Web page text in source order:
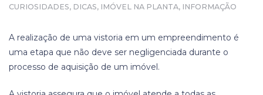
CURIOSIDADES, DICAS, IMÓVEL NA PLANTA, INFORMAÇÃO
A realização de uma vistoria em um empreendimento é
uma etapa que não deve ser negligenciada durante o
processo de aquisição de um imóvel.